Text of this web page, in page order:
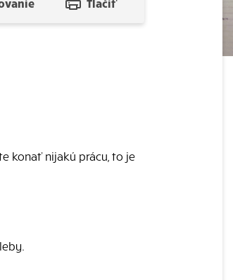
konať nijakú prácu, to je